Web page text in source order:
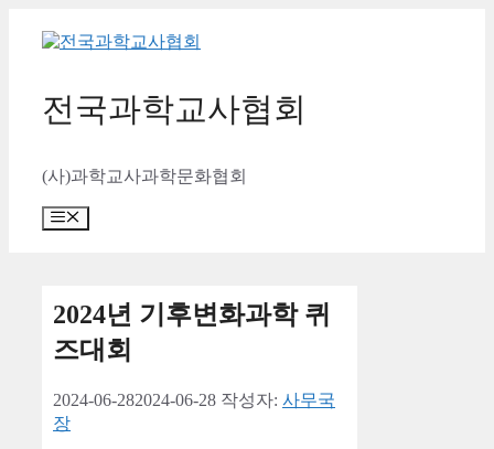
전국과학교사협회
(사)과학교사과학문화협회
메
2024년 기후변화과학 퀴
즈대회
2024-06-282024-06-28 작성자: 사무국
장